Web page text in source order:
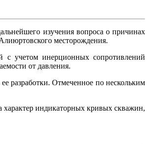
изучения вопроса о причинах
месторождения.
с учетом инерционных сопротивлений
от давления.
разработки. Отмеченное по нескольким
индикаторных кривых скважин,